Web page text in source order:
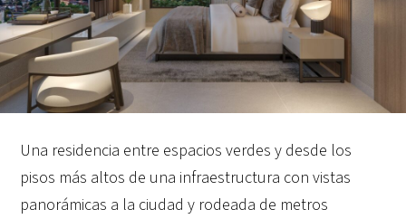
Una residencia entre espacios verdes y desde los
pisos más altos de una infraestructura con vistas
panorámicas a la ciudad y rodeada de metros